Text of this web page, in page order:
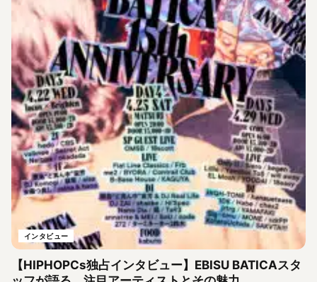
インタビュー
【HIPHOPCs独占インタビュー】EBISU BATICAスタ